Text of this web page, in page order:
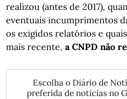
realizou (antes de 2017),
eventuais incumprimentos
os exigidos relatórios e
mais recente, a CNPD não
Escolha o Diário de
preferida de notícias no